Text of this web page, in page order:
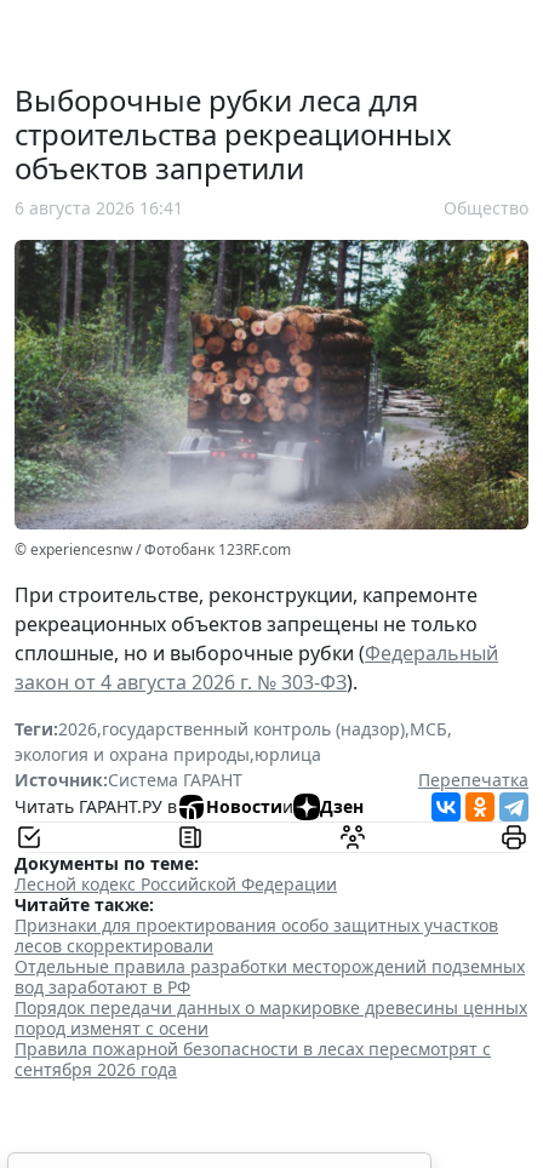
Выборочные рубки леса для
строительства рекреационных
объектов запретили
6 августа 2026 16:41 Общество
© experiencesnw / Фотобанк 123RF.com
При строительстве, реконструкции, капремонте
рекреационных объектов запрещены не только
сплошные, но и выборочные рубки (Федеральный
закон от 4 августа 2026 г. № 303-ФЗ).
Теги:2026,государственный контроль (надзор),МСБ,
экология и охрана природы,юрлица
Источник:Система ГАРАНТ
Перепечатка
Читать ГАРАНТ.РУ в
Новостии Дзен
Документы по теме:
Лесной кодекс Российской Федерации
Читайте также:
Признаки для проектирования особо защитных участков
лесов скорректировали
Отдельные правила разработки месторождений подземных
вод заработают в РФ
Порядок передачи данных о маркировке древесины ценных
пород изменят с осени
Правила пожарной безопасности в лесах пересмотрят с
сентября 2026 года